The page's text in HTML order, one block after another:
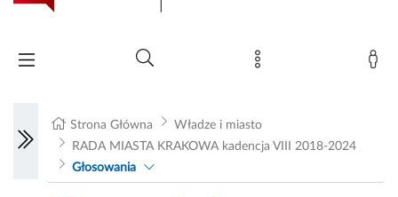
Strona Główna
Władze i miasto
RADA MIASTA KRAKOWA kadencja VIII 2018-2024
Głosowania